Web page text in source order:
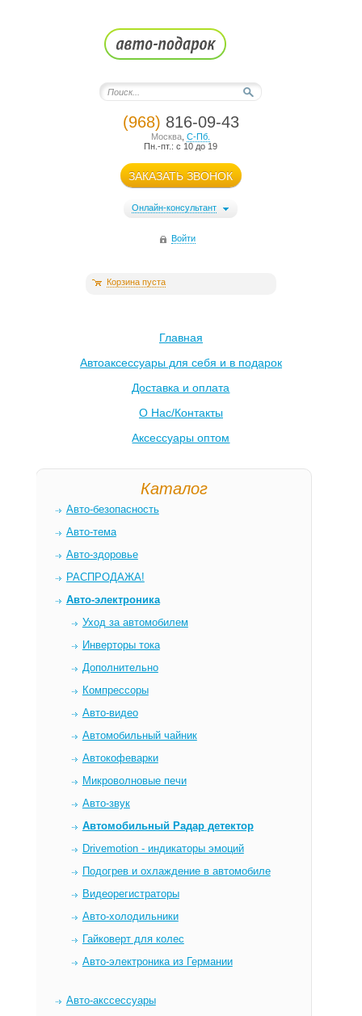
(968) 816-09-43
Москва ,С-Пб.
Пн.-пт.: с 10 до 19
ЗАКАЗАТЬ ЗВОНОК
Онлайн-консультант
Войти
Корзина пуста
Главная
Автоаксессуары для себя и в подарок
Доставка и оплата
О Нас/Контакты
Аксессуары оптом
Каталог
Авто-безопасность
Авто-тема
Авто-здоровье
РАСПРОДАЖА!
Авто-электроника
Уход за автомобилем
Инверторы тока
Дополнительно
Компрессоры
Авто-видео
Автомобильный чайник
Автокофеварки
Микроволновые печи
Авто-звук
Автомобильный Радар детектор
Drivemotion - индикаторы эмоций
Подогрев и охлаждение в автомобиле
Видеорегистраторы
Авто-холодильники
Гайковерт для колес
Авто-электроника из Германии
Авто-акссессуары